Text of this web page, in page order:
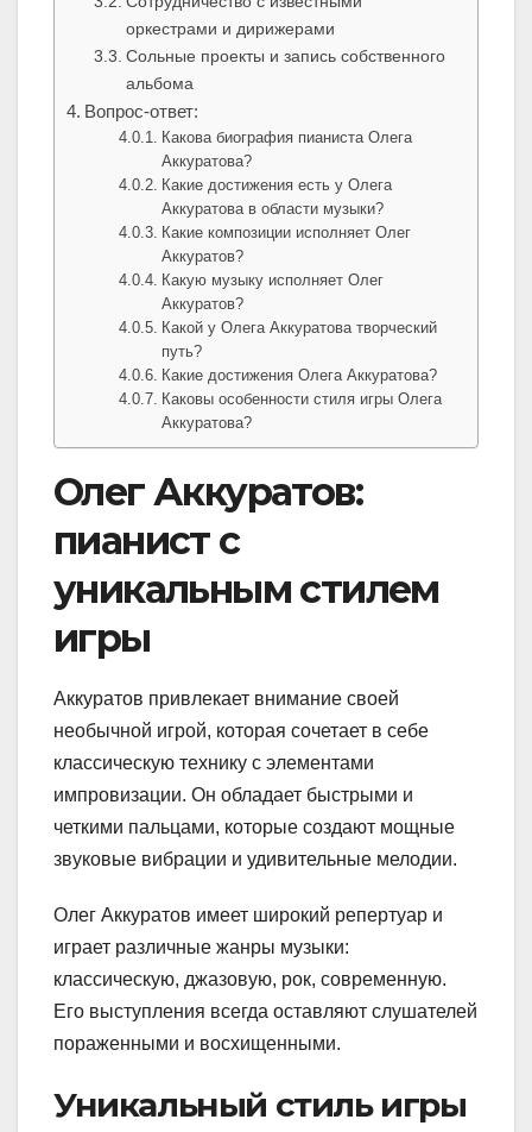
оркестрами и дирижерами
Сольные проекты и запись собственного
альбома
Вопрос-ответ:
Какова биография пианиста Олега
Аккуратова?
Какие достижения есть у Олега
Аккуратова в области музыки?
Какие композиции исполняет Олег
Аккуратов?
Какую музыку исполняет Олег
Аккуратов?
Какой у Олега Аккуратова творческий
путь?
Какие достижения Олега Аккуратова?
Каковы особенности стиля игры Олега
Аккуратова?
Олег Аккуратов:
пианист с
уникальным стилем
игры
Аккуратов привлекает внимание своей
необычной игрой, которая сочетает в себе
классическую технику с элементами
импровизации. Он обладает быстрыми и
четкими пальцами, которые создают мощные
звуковые вибрации и удивительные мелодии.
Олег Аккуратов имеет широкий репертуар и
играет различные жанры музыки:
классическую, джазовую, рок, современную.
Его выступления всегда оставляют слушателей
пораженными и восхищенными.
Уникальный стиль игры